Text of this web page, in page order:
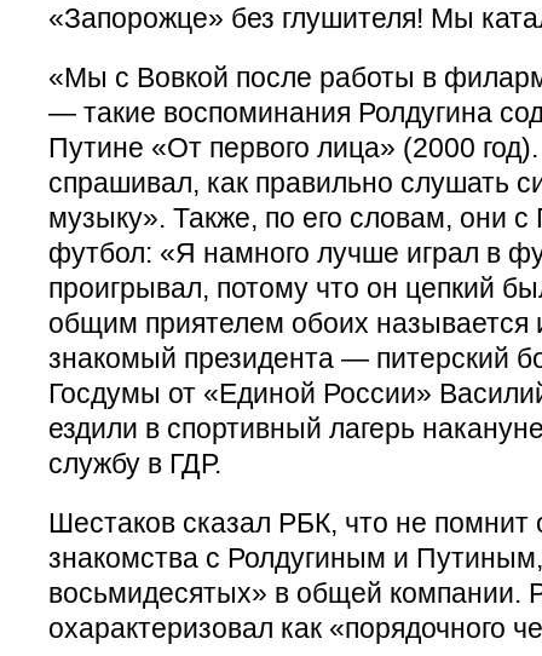
«Запорожце» без глушителя! Мы
«Мы с Вовкой после работы в
— такие воспоминания Ролдугина
Путине «От первого лица» (2000
спрашивал, как правильно слушать
музыку». Также, по его словам, они
футбол: «Я намного лучше играл в
проигрывал, потому что он цепкий
общим приятелем обоих называется
знакомый президента — питерский
Госдумы от «Единой России»
ездили в спортивный лагерь
службу в ГДР.
Шестаков сказал РБК, что не помнит
знакомства с Ролдугиным и
восьмидесятых» в общей компании.
охарактеризовал как «порядочного